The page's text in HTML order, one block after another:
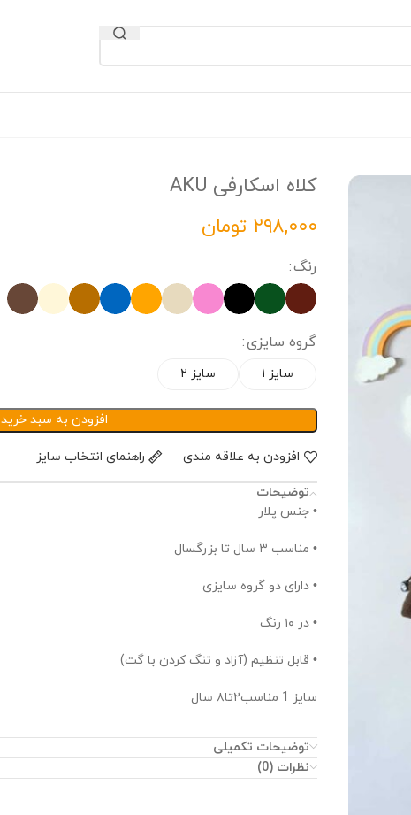
کلاه اسکارفی AKU
تومان
رنگ
گروه سایزی
سایز ۱ سایز ۲
افزودن به سبد خرید
افزودن به علاقه مندی راهنمای انتخاب سایز
توضیحات
• جنس پلار
• مناسب ۳ سال تا بزرگسال
• دارای دو گروه سایزی
• در ۱۰ رنگ
• قابل تنظیم (آزاد و تنگ کردن با گت)
سایز 1 مناسب۲تا۸ سال
سایز 2 مناسب۹ تا بزرگسال سال
توضیحات تکمیلی
نظرات (0)